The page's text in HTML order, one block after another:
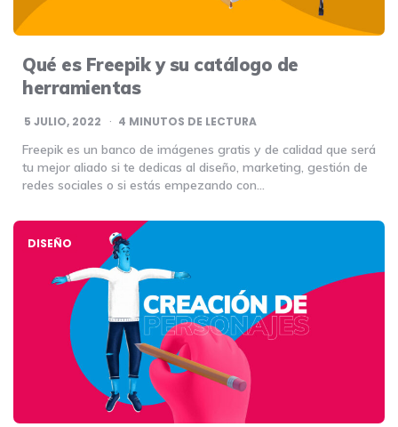
Qué es Freepik y su catálogo de
herramientas
5 JULIO, 2022 4 MINUTOS DE LECTURA
Freepik es un banco de imágenes gratis y de calidad que será
tu mejor aliado si te dedicas al diseño, marketing, gestión de
redes sociales o si estás empezando con…
DISEÑO